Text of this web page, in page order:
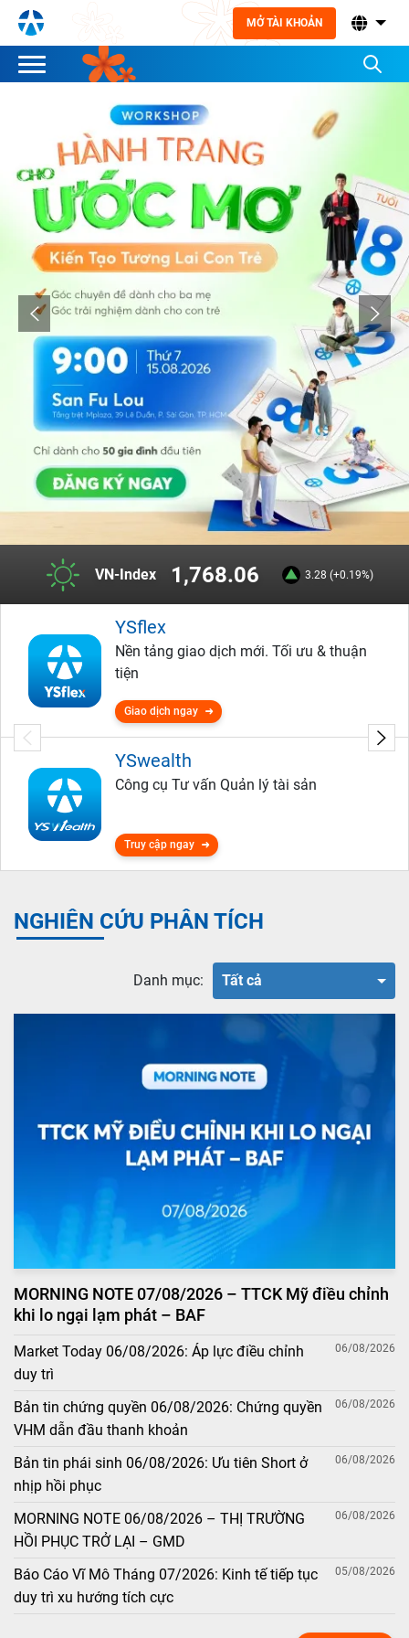
MỞ TÀI KHOẢN
VN-Index 1,768.06 3.28 (+0.19%)
YSflex
Nền tảng giao dịch mới. Tối ưu & thuận
tiện
Giao dịch ngay
YSwealth
Công cụ Tư vấn Quản lý tài sản
Truy cập ngay
NGHIÊN CỨU PHÂN TÍCH
Danh mục: Tất cả
MORNING NOTE 07/08/2026 – TTCK Mỹ điều chỉnh
khi lo ngại lạm phát – BAF
Market Today 06/08/2026: Áp lực điều chỉnh
duy trì
06/08/2026
Bản tin chứng quyền 06/08/2026: Chứng quyền
VHM dẫn đầu thanh khoản
06/08/2026
Bản tin phái sinh 06/08/2026: Ưu tiên Short ở
nhịp hồi phục
06/08/2026
MORNING NOTE 06/08/2026 – THỊ TRƯỜNG
HỒI PHỤC TRỞ LẠI – GMD
06/08/2026
Báo Cáo Vĩ Mô Tháng 07/2026: Kinh tế tiếp tục
duy trì xu hướng tích cực
05/08/2026